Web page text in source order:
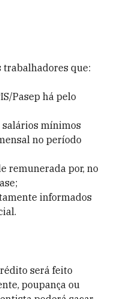
trabalhadores que:
Pasep há pelo
mínimos
no período
remunerada por, no
informados
será feito
poupança ou